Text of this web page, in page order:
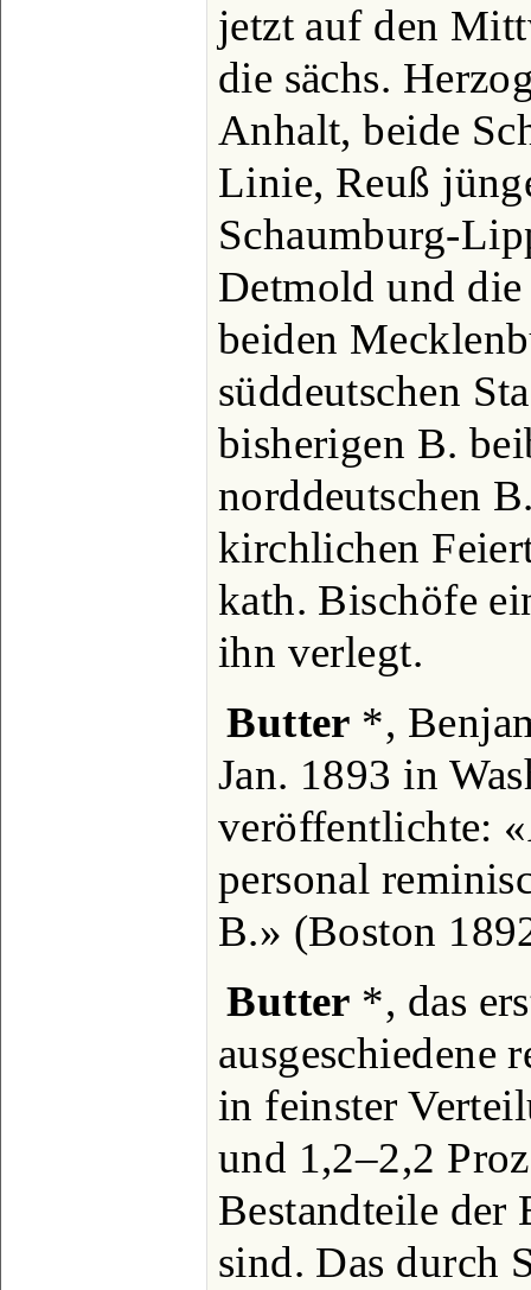
jetzt auf den
die sächs.
Anhalt, beide
Linie, Reuß
Schaumburg-
Detmold und die
beiden
süddeutschen
bisherigen B.
norddeutschen
kirchlichen
kath. Bischöfe
ihn verlegt.
Butter *,
Jan. 1893 in
veröffentlichte:
personal
B.» (Boston
Butter *, das
ausgeschiedene
in feinster
und 1,2‒2,2
Bestandteile
sind. Das durch